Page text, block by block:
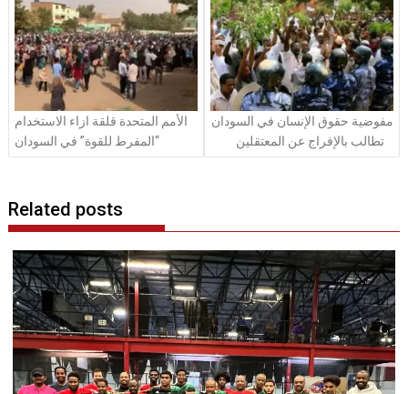
الأمم المتحدة قلقة ازاء الاستخدام
“المفرط للقوة” في السودان
مفوضية حقوق الإنسان في السودان
تطالب بالإفراج عن المعتقلين
Related posts